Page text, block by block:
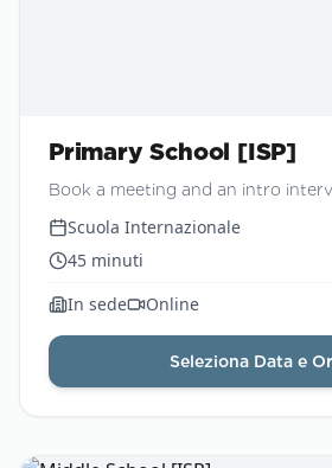
Primary School [ISP]
Book a meeting and an intro
Scuola Internazionale
45 minuti
In sede
Online
Seleziona Data e